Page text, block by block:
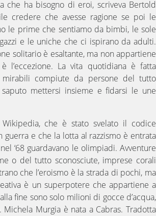
che ha bisogno di eroi, scriveva Bertold
credere che avesse ragione se poi le
le prime che sentiamo da bimbi, le sole
e le uniche che ci ispirano da adulti.
solitario è esaltante, ma non appartiene
l’eccezione. La vita quotidiana è fatta
compiute da persone del tutto
mettersi insieme e fidarsi le une
che è stato svelato il codice
guerra e che la lotta al razzismo è entrata
‘68 guardavano le olimpiadi. Avventure
o del tutto sconosciute, imprese corali
che l’eroismo è la strada di pochi, ma
è un superpotere che appartiene a
fine sono solo milioni di gocce d’acqua,
Michela Murgia è nata a Cabras. Tradotta